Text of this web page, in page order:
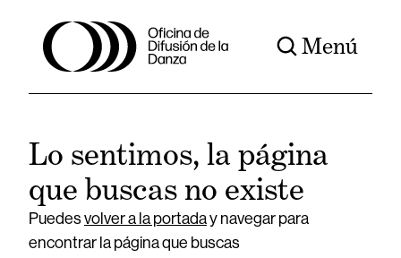
Menú
Lo sentimos, la página
que buscas no existe
Puedesvolver a la portaday navegar para
encontrar la página que buscas